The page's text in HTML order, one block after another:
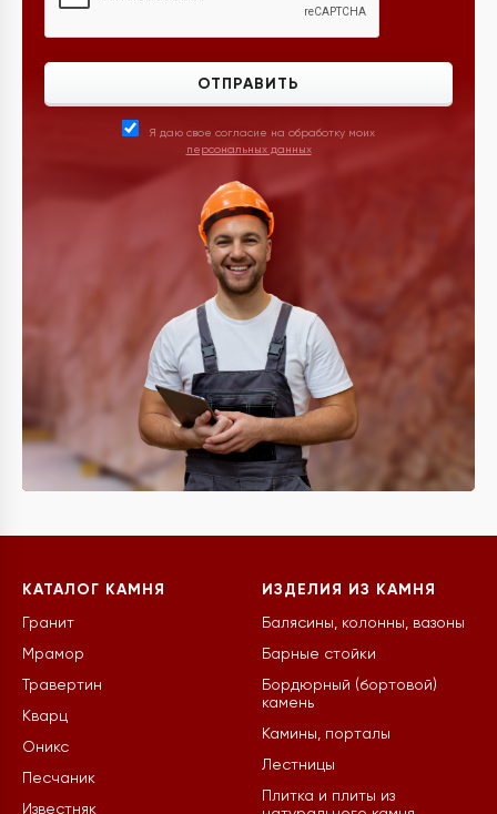
ОТПРАВИТЬ
Я даю свое согласие на обработку моих
персональных данных
КАТАЛОГ КАМНЯ
Гранит
Мрамор
Травертин
Кварц
Оникс
Песчаник
Известняк
ИЗДЕЛИЯ ИЗ КАМНЯ
Балясины, колонны, вазоны
Барные стойки
Бордюрный (бортовой)
камень
Камины, порталы
Лестницы
Плитка и плиты из